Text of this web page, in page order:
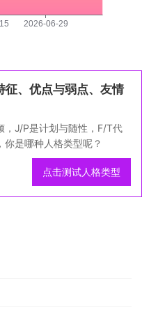
征、优点与弱点、友情
，J/P是计划与随性，F/T代
是哪种人格类型呢？
点击测试人格类型